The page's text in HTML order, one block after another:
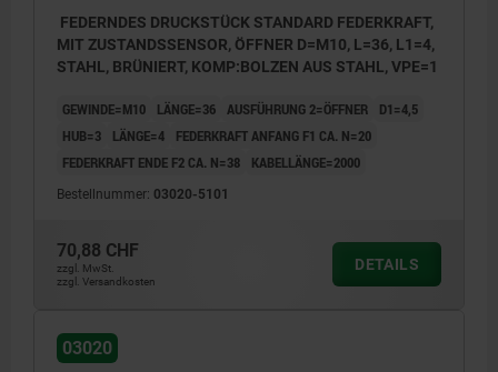
FEDERNDES DRUCKSTÜCK STANDARD FEDERKRAFT,
MIT ZUSTANDSSENSOR, ÖFFNER D=M10, L=36, L1=4,
STAHL, BRÜNIERT, KOMP:BOLZEN AUS STAHL, VPE=1
GEWINDE=M10 LÄNGE=36 AUSFÜHRUNG 2=ÖFFNER
D1=4,5
HUB=3
LÄNGE=4
FEDERKRAFT ANFANG F1 CA. N=20
FEDERKRAFT ENDE F2 CA. N=38
KABELLÄNGE=2000
Bestellnummer: 03020-5101
70,88 CHF
zzgl. MwSt.
zzgl. Versandkosten
DETAILS
03020